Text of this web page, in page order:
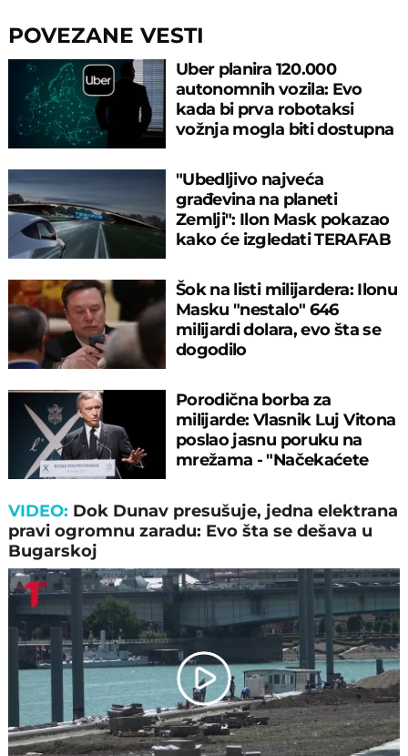
POVEZANE VESTI
Uber planira 120.000
autonomnih vozila: Evo
kada bi prva robotaksi
vožnja mogla biti dostupna
"Ubedljivo najveća
građevina na planeti
Zemlji": Ilon Mask pokazao
kako će izgledati TERAFAB
Šok na listi milijardera: Ilonu
Masku "nestalo" 646
milijardi dolara, evo šta se
dogodilo
Porodična borba za
milijarde: Vlasnik Luj Vitona
poslao jasnu poruku na
mrežama - "Načekaćete
VIDEO: Dok Dunav presušuje, jedna elektrana
pravi ogromnu zaradu: Evo šta se dešava u
Bugarskoj
Play
Video